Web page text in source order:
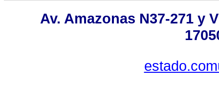
Av. Amazonas N37-271 y